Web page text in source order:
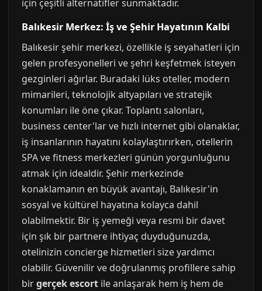
için çeşitli alternatifler sunmaktadır.
Balıkesir Merkez: İş ve Şehir Hayatının Kalbi
Balıkesir şehir merkezi, özellikle iş seyahatleri için
gelen profesyonelleri ve şehri keşfetmek isteyen
gezginleri ağırlar. Buradaki lüks oteller, modern
mimarileri, teknolojik altyapıları ve stratejik
konumları ile öne çıkar. Toplantı salonları,
business center'lar ve hızlı internet gibi olanaklar,
iş insanlarının hayatını kolaylaştırırken, otellerin
SPA ve fitness merkezleri günün yorgunluğunu
atmak için idealdir. Şehir merkezinde
konaklamanın en büyük avantajı, Balıkesir'in
sosyal ve kültürel hayatına kolayca dahil
olabilmektir. Bir iş yemeği veya resmi bir davet
için şık bir partnere ihtiyaç duyduğunuzda,
otelinizin concierge hizmetleri size yardımcı
olabilir. Güvenilir ve doğrulanmış profillere sahip
birgerçek escort ile anlaşarak hem iş hem de